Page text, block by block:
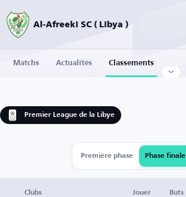
Al-Afreeki SC ( Libya )
Matchs Actualités Classements
Premier League de la Libye
Première phase Phase finale
Clubs Jouer Buts